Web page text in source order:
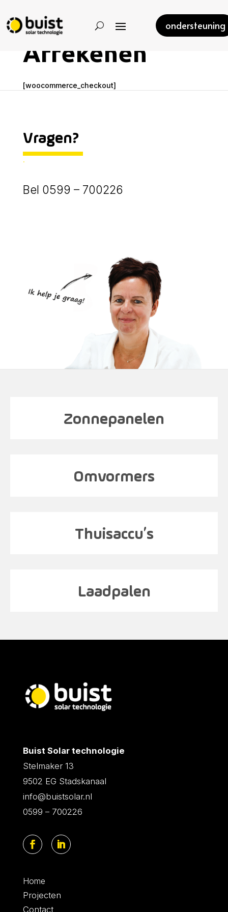
ondersteuning
Afrekenen
[woocommerce_checkout]
Vragen?
.
Bel 0599 – 700226
Zonnepanelen
Omvormers
Thuisaccu’s
Laadpalen
Buist Solar technologie
Stelmaker 13
9502 EG Stadskanaal
info@buistsolar.nl
0599 – 700226
Home
Projecten
Contact